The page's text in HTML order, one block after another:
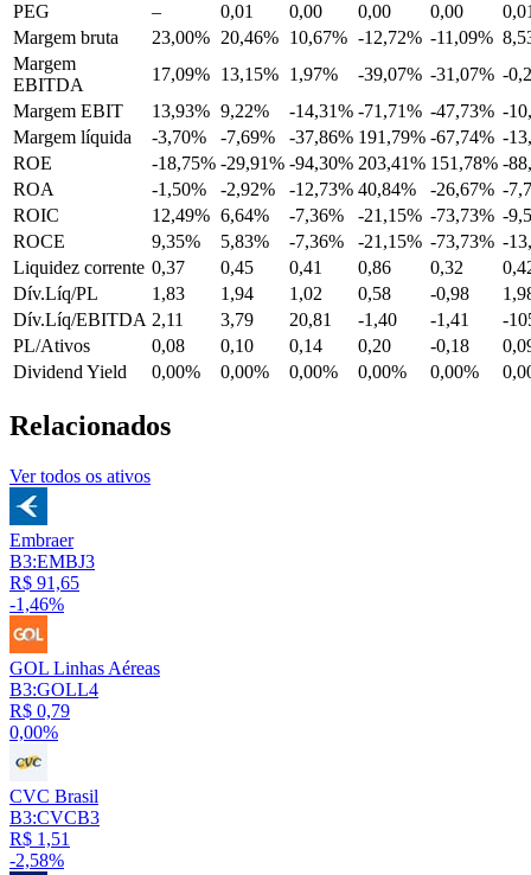
PEG
– 0,01 0,00 0,00 0,00
Margem bruta
23,00% 20,46% 10,67% -12,72% -11,09%
Margem
EBITDA
17,09% 13,15% 1,97% -39,07% -31,07% -
Margem EBIT
13,93% 9,22% -14,31% -71,71% -47,73% -
Margem líquida
-3,70% -7,69% -37,86% 191,79% -67,74% -
ROE
-18,75% -29,91% -94,30% 203,41% 151,78% -
ROA
-1,50% -2,92% -12,73% 40,84% -26,67% -
ROIC
12,49% 6,64% -7,36% -21,15% -73,73% -
ROCE
9,35% 5,83% -7,36% -21,15% -73,73% -
Liquidez corrente 0,37 0,45 0,41 0,86 0,32
Dív.Líq/PL
1,83 1,94 1,02 0,58 -0,98
Dív.Líq/EBITDA 2,11 3,79 20,81 -1,40 -1,41
-
PL/Ativos
0,08 0,10 0,14 0,20 -0,18
Dividend Yield
0,00% 0,00% 0,00% 0,00% 0,00%
Relacionados
Ver todos os ativos
Embraer
B3:EMBJ3
R$ 91,65
-1,46%
GOL Linhas Aéreas
B3:GOLL4
R$ 0,79
0,00%
CVC Brasil
B3:CVCB3
R$ 1,51
-2,58%